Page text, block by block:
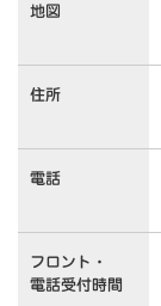
地図
住所
電話
フロント・
電話受付時間